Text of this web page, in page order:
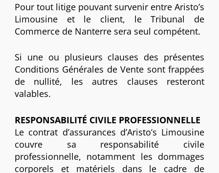
Pour tout litige pouvant survenir entre Aristo’s
Limousine et le client, le Tribunal de
Commerce de Nanterre sera seul compétent.
Si une ou plusieurs clauses des présentes
Conditions Générales de Vente sont frappées
de nullité, les autres clauses resteront
valables.
RESPONSABILITÉ CIVILE PROFESSIONNELLE
Le contrat d’assurances d’Aristo’s Limousine
couvre sa responsabilité civile
professionnelle, notamment les dommages
corporels et matériels dans le cadre de